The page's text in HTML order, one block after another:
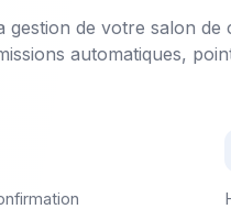
gestion de votre salon
automatiques,